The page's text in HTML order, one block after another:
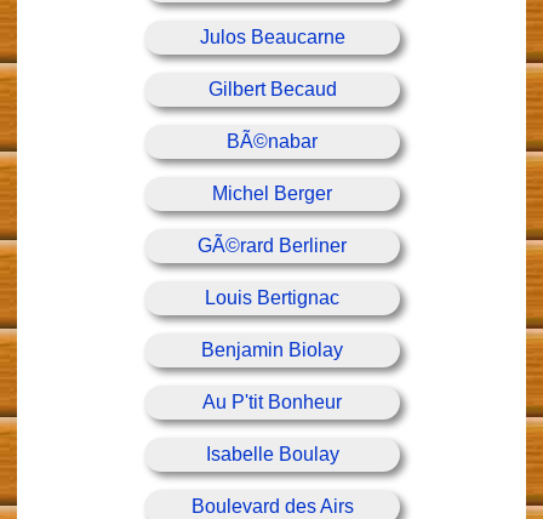
Julos Beaucarne
Gilbert Becaud
BÃ©nabar
Michel Berger
GÃ©rard Berliner
Louis Bertignac
Benjamin Biolay
Au P'tit Bonheur
Isabelle Boulay
Boulevard des Airs